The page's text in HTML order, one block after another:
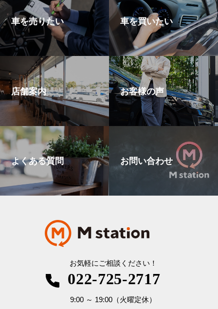
車を売りたい 車を買いたい
店舗案内 お客様の声
よくある質問 お問い合わせ
お気軽にご相談ください！
022-725-2717
9:00～ 19:00（火曜定休）